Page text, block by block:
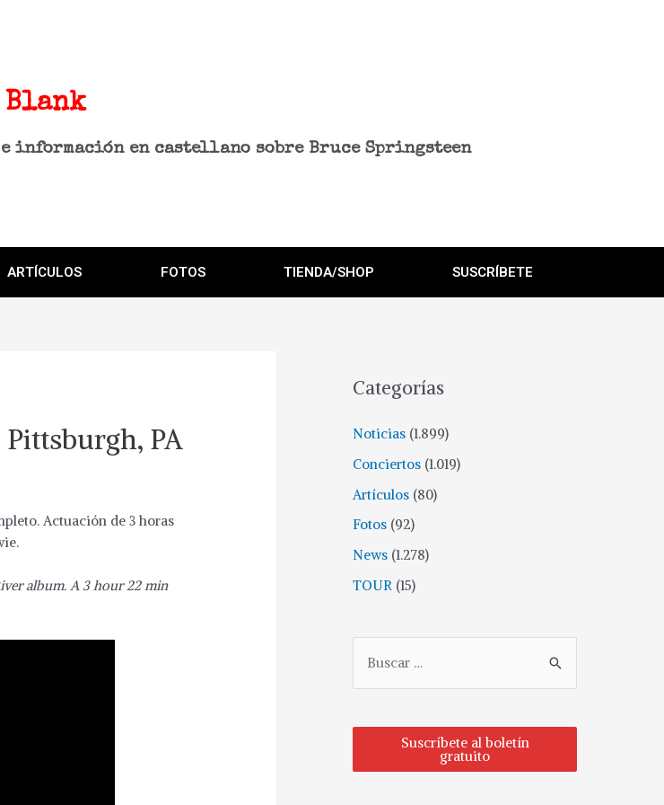
información en castellano sobre Bruce Springsteen
ARTÍCULOS FOTOS TIENDA/SHOP SUSCRÍBETE
Pittsburgh, PA
Actuación de 3 horas
album. A 3 hour 22 min
Categorías
Noticias (1.899)
Conciertos (1.019)
Artículos (80)
Fotos (92)
News (1.278)
TOUR (15)
Suscríbete al boletín
gratuito